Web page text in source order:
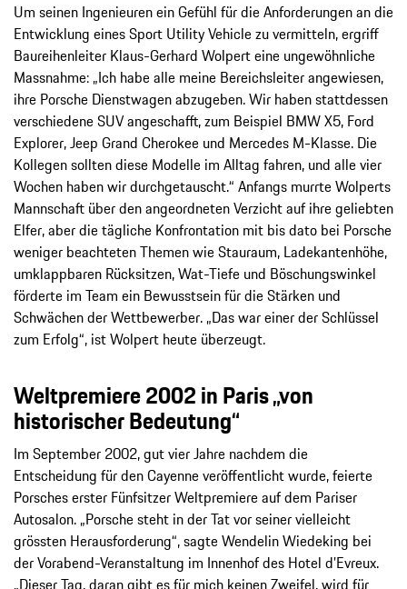
Um seinen Ingenieuren ein Gefühl für die Anforderungen an die
Entwicklung eines Sport Utility Vehicle zu vermitteln, ergriff
Baureihenleiter Klaus-Gerhard Wolpert eine ungewöhnliche
Massnahme: „Ich habe alle meine Bereichsleiter angewiesen,
ihre Porsche Dienstwagen abzugeben. Wir haben stattdessen
verschiedene SUV angeschafft, zum Beispiel BMW X5, Ford
Explorer, Jeep Grand Cherokee und Mercedes M-Klasse. Die
Kollegen sollten diese Modelle im Alltag fahren, und alle vier
Wochen haben wir durchgetauscht.“ Anfangs murrte Wolperts
Mannschaft über den angeordneten Verzicht auf ihre geliebten
Elfer, aber die tägliche Konfrontation mit bis dato bei Porsche
weniger beachteten Themen wie Stauraum, Ladekantenhöhe,
umklappbaren Rücksitzen, Wat-Tiefe und Böschungswinkel
förderte im Team ein Bewusstsein für die Stärken und
Schwächen der Wettbewerber. „Das war einer der Schlüssel
zum Erfolg“, ist Wolpert heute überzeugt.
Weltpremiere 2002 in Paris „von
historischer Bedeutung“
Im September 2002, gut vier Jahre nachdem die
Entscheidung für den Cayenne veröffentlicht wurde, feierte
Porsches erster Fünfsitzer Weltpremiere auf dem Pariser
Autosalon. „Porsche steht in der Tat vor seiner vielleicht
grössten Herausforderung“, sagte Wendelin Wiedeking bei
der Vorabend-Veranstaltung im Innenhof des Hotel d’Evreux.